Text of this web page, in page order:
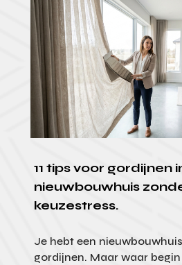
11 tips voor gordijnen
nieuwbouwhuis
keuzestress.
Je hebt een
gordijnen. Maar waar